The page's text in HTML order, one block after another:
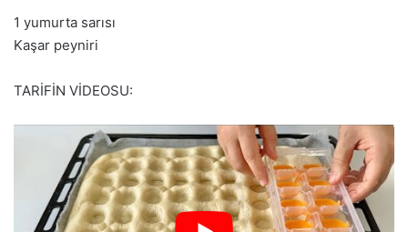
1 yumurta sarısı
Kaşar peyniri
TARİFİN VİDEOSU: